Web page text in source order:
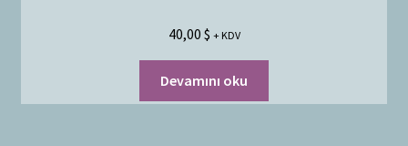
40,00 $ + KDV
Devamını oku